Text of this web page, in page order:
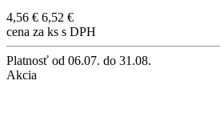
4,56 € 6,52 €
cena za ks s DPH
Platnosť od 06.07. do 31.08.
Akcia